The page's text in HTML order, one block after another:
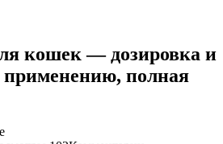
кошек — дозировка и
полная